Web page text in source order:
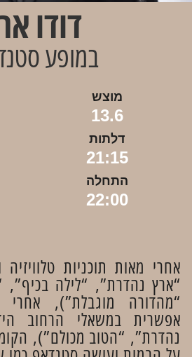
דודו
במופע
מוצש
13.6
דלתות
21:15
התחלה
22:00
אחרי מאות תוכניות
“ארץ נהדרת”, “לילה בכיף”,
“מהדורה מוגבלת”),
אפשרית במשאלי הרחוב
נהדרת”, “הטוב מכולם”),